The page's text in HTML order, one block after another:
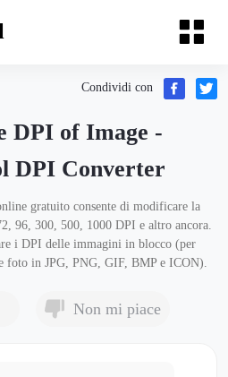
Condividi con
DPI of Image -
DPI Converter
gratuito consente di modificare la
96, 300, 500, 1000 DPI e altro ancora.
i DPI delle immagini in blocco (per
foto in JPG, PNG, GIF, BMP e ICON).
Non mi piace